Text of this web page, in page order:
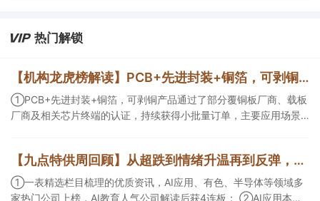
热门解锁
【机构龙虎榜解读】PCB+先进封装+铜箔，可剥铜产品通过了部分覆铜板厂商、载板厂商及相关芯片终端的认证，持续获得小批量订单，主要应用场景包括芯片封装光模块用PCB，机构大额净买入这家公司
①PCB+先进封装+铜箔，可剥铜产品通过了部分覆铜板厂商、载板
厂商及相关芯片终端的认证，持续获得小批量订单，主要应用场景
等方面具有丰富经验，具备承接细胞与基因治疗产品商业化受托生
产的合规资质，这家公司获净买入。
【九点特供周回顾】从超跌到情绪升温再到反弹，栏目梳理AI应用题材逻辑，AI教育人气公司解读后获4连板
①一表精选栏目梳理的优质资讯，AI应用、有色、半导体等领域多
家热门公司上榜，AI教育人气公司解读后获4连板； ②AI应用本周